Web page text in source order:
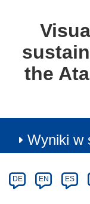
the
Wyniki w
Category
Article
available
DE EN ES